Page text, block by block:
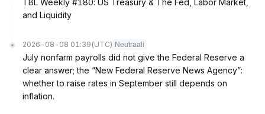
TBL Weekly #180: US Treasury & The Fed, Labor Market,
and Liquidity
2026-08-08 01:39 (UTC) Neutraali
July nonfarm payrolls did not give the Federal Reserve a
clear answer; the “New Federal Reserve News Agency”:
whether to raise rates in September still depends on
inflation.